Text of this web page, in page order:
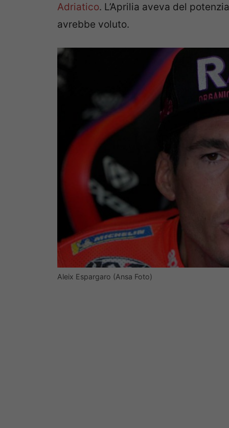
Adriatico. L’Aprilia aveva del
avrebbe voluto.
Aleix Espargaro (Ansa Foto)